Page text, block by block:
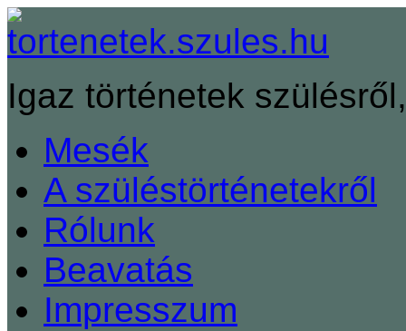
Igaz történetek
Mesék
A szüléstörténetekről
Rólunk
Beavatás
Impresszum